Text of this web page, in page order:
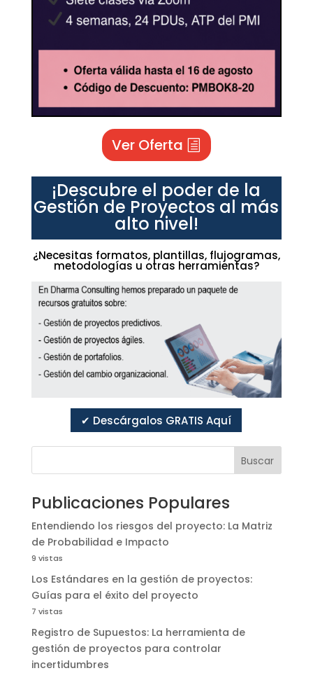
Ver Oferta
¡Descubre el poder de la
Gestión de Proyectos al más
alto nivel!
¿Necesitas formatos, plantillas, flujogramas,
metodologías u otras herramientas?
✔ Descárgalos GRATIS Aquí
Buscar
Publicaciones Populares
Entendiendo los riesgos del proyecto: La Matriz
de Probabilidad e Impacto
9 vistas
Los Estándares en la gestión de proyectos:
Guías para el éxito del proyecto
7 vistas
Registro de Supuestos: La herramienta de
gestión de proyectos para controlar
incertidumbres